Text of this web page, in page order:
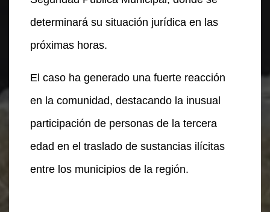
determinará su situación jurídica en las
próximas horas.
El caso ha generado una fuerte reacción
en la comunidad, destacando la inusual
participación de personas de la tercera
edad en el traslado de sustancias ilícitas
entre los municipios de la región.